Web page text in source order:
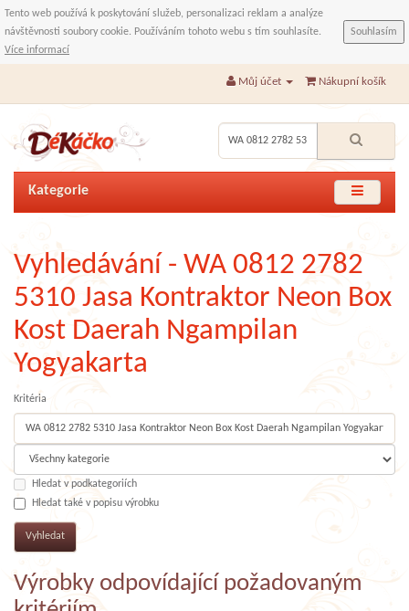
Tento web používá k poskytování služeb, personalizaci reklam a analýze
návštěvnosti soubory cookie. Používáním tohoto webu s tím souhlasíte.
Více informací
Souhlasím
Můj účet Nákupní košík
Kategorie
Vyhledávání - WA 0812 2782
5310 Jasa Kontraktor Neon Box
Kost Daerah Ngampilan
Yogyakarta
Kritéria
Hledat v podkategoriích
Hledat také v popisu výrobku
Výrobky odpovídající požadovaným